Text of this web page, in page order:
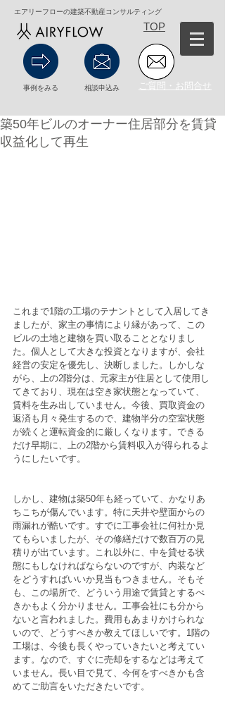
エアリーフローの建築不動産コンサルティング
TOP
事例をみる 相談申込み ご質問・お問合せ
築50年ビルのオーナー住居部分を賃貸
収益化して再生
これまで1階の工場のテナントとして入居してき
ましたが、家主の事情により縁があって、この
ビルの土地と建物を買い取ることとなりまし
た。個人として大きな投資となりますが、会社
経営の安定を優先し、決断しました。しかしな
がら、上の2階分は、元家主が住居として使用し
てきており、現在は空き家状態となっていて、
賃料を生み出していません。今後、買取資金の
返済も月々発生するので、建物半分の空室状態
が続くと運転資金的に厳しくなります。できる
だけ早期に、上の2階から賃料収入が得られるよ
うにしたいです。
しかし、建物は築50年も経っていて、かなりあ
ちこちが傷んでいます。特に天井や壁面からの
雨漏れが酷いです。すでに工事会社に何社か見
てもらいましたが、その修繕だけで数百万の見
積りが出ています。これ以外に、中を貸せる状
態にもしなければならないのですが、内装など
をどうすればいいか見当もつきません。そもそ
も、この場所で、どういう用途で賃貸とするべ
きかもよく分かりません。工事会社にも分から
ないと言われました。費用もあまりかけられな
いので、どうすべきか教えてほしいです。1階の
工場は、今後も長くやっていきたいと考えてい
ます。なので、すぐに売却をするなどは考えて
いません。長い目で見て、今何をすべきかも含
めてご助言をいただきたいです。